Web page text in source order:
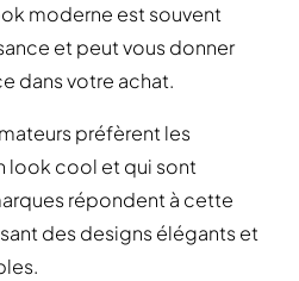
moderne est souvent
et peut vous donner
dans votre achat.
préfèrent les
look cool et qui sont
répondent à cette
des designs élégants et